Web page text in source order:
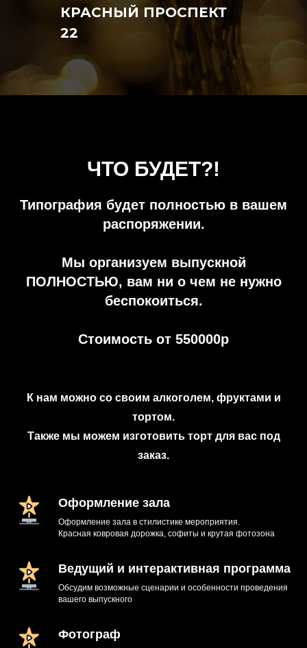
КРАСНЫЙ ПРОСПЕКТ
22
ЧТО БУДЕТ?!
Типография будет полностью в вашем
распоряжении.
Мы организуем выпускной
ПОЛНОСТЬЮ, вам ни о чем не нужно
беспокоиться.
Стоимость от 550000р
К нам можно со своим алкоголем, фруктами и
тортом.
Также мы можем изготовить торт для вас под
заказ.
Оформление зала
Оформление зала в стилистике мероприятия.
Красная ковровая дорожка, софиты и крутая фотозона
Ведущий и интерактивная программа
Обсудим возможные сценарии и особенности проведения
вашего выпускного
Фотограф